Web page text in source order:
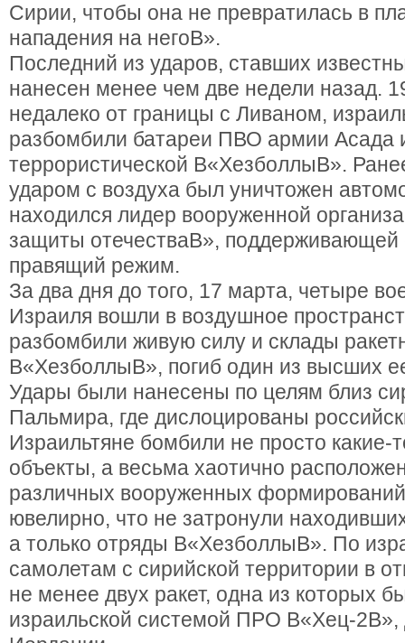
Сирии, чтобы она не превратилась в
нападения на негоВ».
Последний из ударов, ставших
нанесен менее чем две недели назад.
недалеко от границы с Ливаном,
разбомбили батареи ПВО армии Асада
террористической В«ХезболлыВ».
ударом с воздуха был уничтожен
находился лидер вооруженной
защиты отечестваВ», поддерживающей
правящий режим.
За два дня до того, 17 марта, четыре
Израиля вошли в воздушное
разбомбили живую силу и склады
В«ХезболлыВ», погиб один из высших
Удары были нанесены по целям близ
Пальмира, где дислоцированы
Израильтяне бомбили не просто какие-
объекты, а весьма хаотично
различных вооруженных
ювелирно, что не затронули
а только отряды В«ХезболлыВ». По
самолетам с сирийской территории в
не менее двух ракет, одна из которых
израильской системой ПРО В«Хец-2В»,